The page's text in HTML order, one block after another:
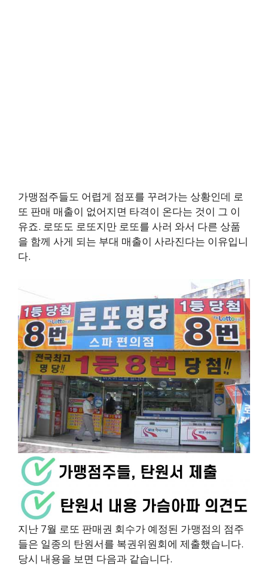
가맹점주들도 어렵게 점포를 꾸려가는 상황인데 로
또 판매 매출이 없어지면 타격이 온다는 것이 그 이
유죠. 로또도 로또지만 로또를 사러 와서 다른 상품
을 함께 사게 되는 부대 매출이 사라진다는 이유입니
다.
지난 7월 로또 판매권 회수가 예정된 가맹점의 점주
들은 일종의 탄원서를 복권위원회에 제출했습니다.
당시 내용을 보면 다음과 같습니다.